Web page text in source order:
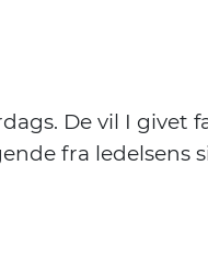
De vil I givet
fra ledelsens